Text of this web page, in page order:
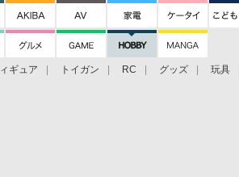
ギュア トイガン RC グッズ 玩具